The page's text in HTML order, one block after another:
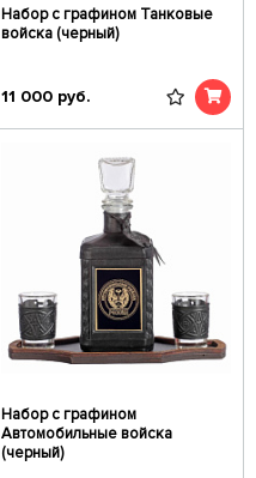
Набор с графином Танковые
войска (черный)
11 000 руб.
Набор с графином
Автомобильные войска
(черный)